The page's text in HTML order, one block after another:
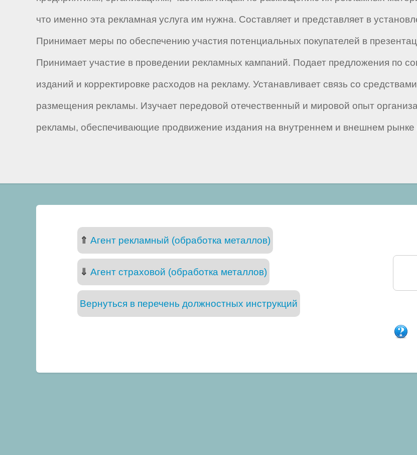
что именно эта рекламная услуга им нужна. Составляет и представляет в
Принимает меры по обеспечению участия потенциальных покупателей в
Принимает участие в проведении рекламных кампаний. Подает предложения по
изданий и корректировке расходов на рекламу. Устанавливает связь со
размещения рекламы. Изучает передовой отечественный и мировой опыт
рекламы, обеспечивающие продвижение издания на внутреннем и внешнем рынке
⇑ Агент рекламный (обработка металлов)
⇓ Агент страховой (обработка металлов)
Вернуться в перечень должностных инструкций